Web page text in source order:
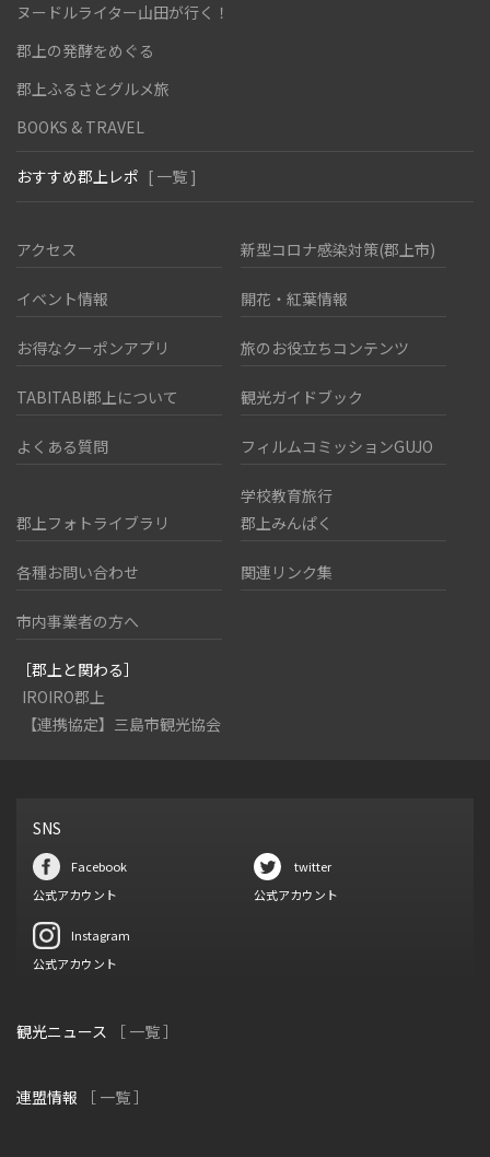
ヌードルライター山田が行く！
郡上の発酵をめぐる
郡上ふるさとグルメ旅
BOOKS & TRAVEL
おすすめ郡上レポ [ 一覧 ]
アクセス 新型コロナ感染対策(郡上市)
イベント情報 開花・紅葉情報
お得なクーポンアプリ 旅のお役立ちコンテンツ
TABITABI郡上について 観光ガイドブック
よくある質問 フィルムコミッションGUJO
郡上フォトライブラリ
学校教育旅行
郡上みんぱく
各種お問い合わせ 関連リンク集
市内事業者の方へ
［郡上と関わる］
IROIRO郡上
【連携協定】三島市観光協会
SNS
Facebook
公式アカウント
twitter
公式アカウント
Instagram
公式アカウント
観光ニュース ［ 一覧 ］
連盟情報 ［ 一覧 ］